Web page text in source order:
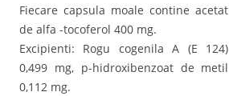
Fiecare capsula moale contine acetat
de alfa -tocoferol 400 mg.
Excipienti: Rogu cogenila A (E 124)
0,499 mg, p-hidroxibenzoat de metil
0,112 mg.